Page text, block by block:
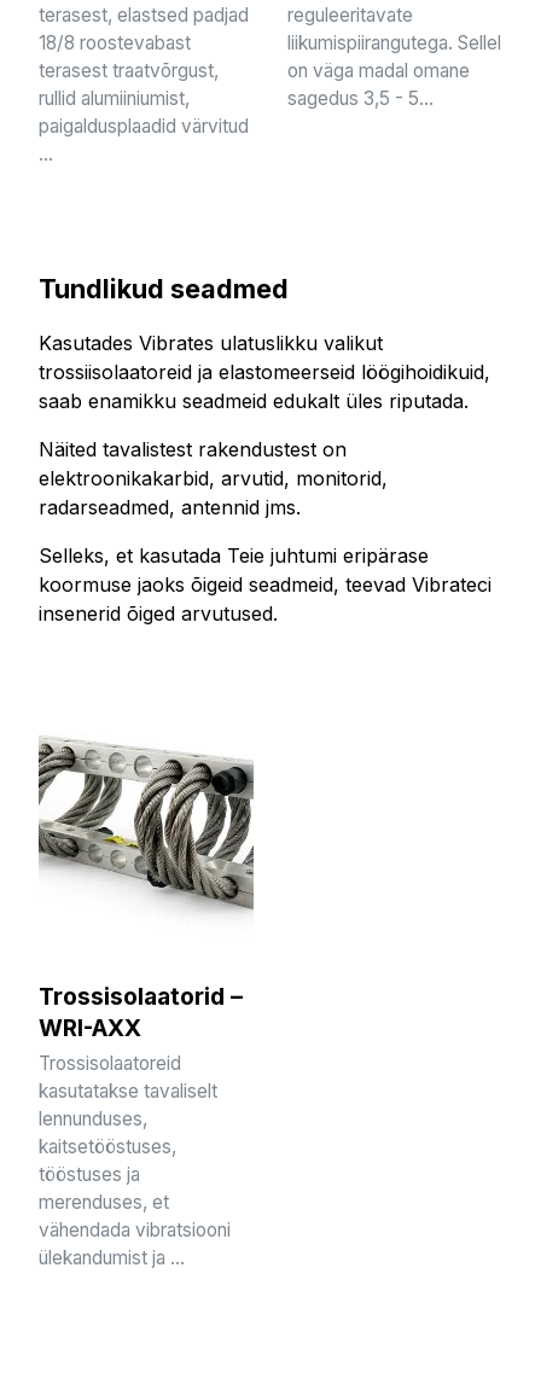
terasest, elastsed padjad
18/8 roostevabast
terasest traatvõrgust,
rullid alumiiniumist,
paigaldusplaadid värvitud
...
reguleeritavate
liikumispiirangutega. Sellel
on väga madal omane
sagedus 3,5 - 5...
Tundlikud seadmed
Kasutades Vibrates ulatuslikku valikut
trossiisolaatoreid ja elastomeerseid löögihoidikuid,
saab enamikku seadmeid edukalt üles riputada.
Näited tavalistest rakendustest on
elektroonikakarbid, arvutid, monitorid,
radarseadmed, antennid jms.
Selleks, et kasutada Teie juhtumi eripärase
koormuse jaoks õigeid seadmeid, teevad Vibrateci
insenerid õiged arvutused.
Trossisolaatorid –
WRI-AXX
Trossisolaatoreid
kasutatakse tavaliselt
lennunduses,
kaitsetööstuses,
tööstuses ja
merenduses, et
vähendada vibratsiooni
ülekandumist ja ...